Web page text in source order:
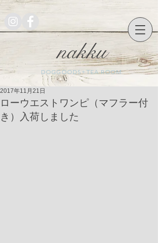
nakku
DOGGOODS+TEA ROOM
ローウエストワンピ（マフラー付
き）入荷しました
2017年11月21日